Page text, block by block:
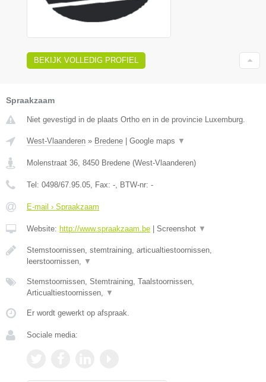
BEKIJK VOLLEDIG PROFIEL
Spraakzaam
Niet gevestigd in de plaats Ortho en in de provincie Luxemburg.
West-Vlaanderen » Bredene Google maps ▼
Molenstraat 36 8450 Bredene (West-Vlaanderen)
Tel: 0498/67.95.05 , Fax: - , BTW-nr: -
E-mail › Spraakzaam
Website: http://www.spraakzaam.be Screenshot ▼
Stemstoornissen, stemtraining, articualtiestoornissen,
leerstoornissen,
▼
Stemstoornissen, Stemtraining, Taalstoornissen,
Articualtiestoornissen,
▼
Er wordt gewerkt op afspraak.
Sociale media: